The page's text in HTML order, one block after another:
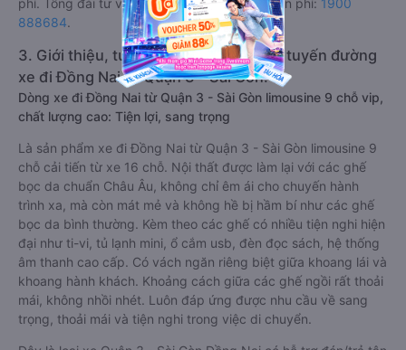
phí. Tổng đài tư vấn, đặt vé và đổi trả vé miễn phí: 1900
888684.
3. Giới thiệu, tư vấn các dòng xe chạy tuyến đường
xe đi Đồng Nai từ Quận 3 - Sài Gòn:
Dòng xe đi Đồng Nai từ Quận 3 - Sài Gòn limousine 9 chỗ vip,
chất lượng cao: Tiện lợi, sang trọng
Là sản phẩm xe đi Đồng Nai từ Quận 3 - Sài Gòn limousine 9
chỗ cải tiến từ xe 16 chỗ. Nội thất được làm lại với các ghế
bọc da chuẩn Châu Âu, không chỉ êm ái cho chuyến hành
trình xa, mà còn mát mẻ và không hề bị hầm bí như các ghế
bọc da bình thường. Kèm theo các ghế có nhiều tiện nghi hiện
đại như ti-vi, tủ lạnh mini, ổ cắm usb, đèn đọc sách, hệ thống
âm thanh cao cấp. Có vách ngăn riêng biệt giữa khoang lái và
khoang hành khách. Khoảng cách giữa các ghế ngồi rất thoải
mái, không nhồi nhét. Luôn đáp ứng được nhu cầu về sang
trọng, thoải mái và tiện nghi trong việc di chuyển.